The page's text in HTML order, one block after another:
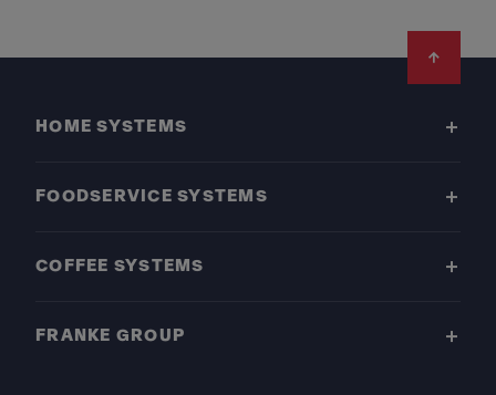
HOME SYSTEMS
FOODSERVICE SYSTEMS
COFFEE SYSTEMS
FRANKE GROUP